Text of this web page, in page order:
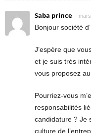
Saba prince
Bonjour société
J’espère que
et je suis très
vous proposez
Pourriez-vous
responsabilités
candidature ? Je
culture de